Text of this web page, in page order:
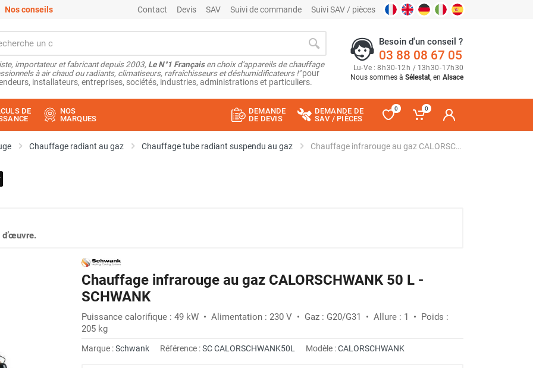
Nos conseils Contact Devis SAV Suivi de commande Suivi SAV / pièces
importateur et fabricant depuis 2003, Le N°1 Françaisen choix d'appareils de chauffage
à air chaud ou radiants, climatiseurs, rafraîchisseurs et déshumidificateurs !"pour
installateurs, entreprises, sociétés, industries, administrations et particuliers.
Besoin d'un conseil ?
03 88 08 67 05
Lu-Ve : 8h30-12h / 13h30-17h30
Nous sommes à Sélestat, en Alsace
DE
NOS
MARQUES
DEMANDE
DE DEVIS
DEMANDE DE
SAV / PIÈCES
0 0
Chauffage radiant au gaz Chauffage tube radiant suspendu au gaz Chauffage infrarouge au gaz CALORSCHWANK 50 L - SCHWANK
Chauffage infrarouge au gaz CALORSCHWANK 50 L -
SCHWANK
Puissance calorifique : 49 kW • Alimentation : 230 V • Gaz : G20/G31 • Allure : 1 • Poids :
205 kg
Marque :Schwank Référence :SC CALORSCHWANK50L Modèle :CALORSCHWANK